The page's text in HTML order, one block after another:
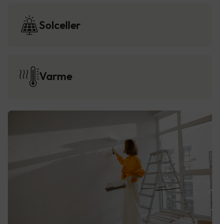
Solceller
Varme